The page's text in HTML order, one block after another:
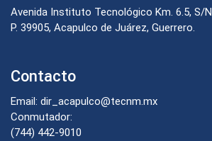
Avenida Instituto Tecnológico Km. 6.5, S/
P. 39905, Acapulco de Juárez, Guerrero.
Contacto
Email: dir_acapulco@tecnm.mx
Conmutador:
(744) 442-9010